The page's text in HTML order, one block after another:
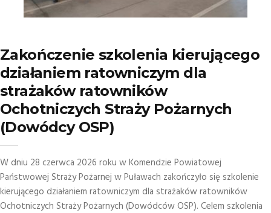
Zakończenie szkolenia kierującego
działaniem ratowniczym dla
strażaków ratowników
Ochotniczych Straży Pożarnych
(Dowódcy OSP)
W dniu 28 czerwca 2026 roku w Komendzie Powiatowej
Państwowej Straży Pożarnej w Puławach zakończyło się szkolenie
kierującego działaniem ratowniczym dla strażaków ratowników
Ochotniczych Straży Pożarnych (Dowódców OSP). Celem szkolenia